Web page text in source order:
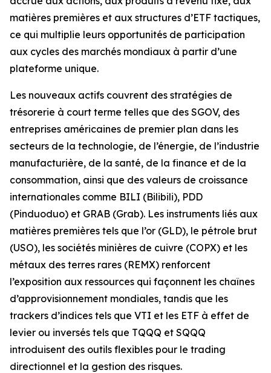
matières premières et aux structures d’ETF tactiques,
ce qui multiplie leurs opportunités de participation
aux cycles des marchés mondiaux à partir d’une
plateforme unique.
Les nouveaux actifs couvrent des stratégies de
trésorerie à court terme telles que des SGOV, des
entreprises américaines de premier plan dans les
secteurs de la technologie, de l’énergie, de l’industrie
manufacturière, de la santé, de la finance et de la
consommation, ainsi que des valeurs de croissance
internationales comme BILI (Bilibili), PDD
(Pinduoduo) et GRAB (Grab). Les instruments liés aux
matières premières tels que l’or (GLD), le pétrole brut
(USO), les sociétés minières de cuivre (COPX) et les
métaux des terres rares (REMX) renforcent
l’exposition aux ressources qui façonnent les chaînes
d’approvisionnement mondiales, tandis que les
trackers d’indices tels que VTI et les ETF à effet de
levier ou inversés tels que TQQQ et SQQQ
introduisent des outils flexibles pour le trading
directionnel et la gestion des risques.